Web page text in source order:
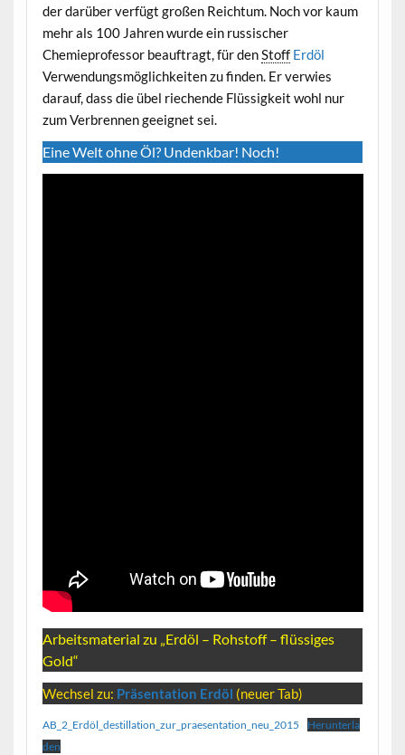
der darüber verfügt großen Reichtum. Noch vor kaum
mehr als 100 Jahren wurde ein russischer
Chemieprofessor beauftragt, für denStoff Erdöl
Verwendungsmöglichkeiten zu finden. Er verwies
darauf, dass die übel riechende Flüssigkeit wohl nur
zum Verbrennen geeignet sei.
Eine Welt ohne Öl? Undenkbar! Noch!
Arbeitsmaterial zu „Erdöl – Rohstoff – flüssiges
Gold“
Wechsel zu: Präsentation Erdöl (neuer Tab)
AB_2_Erdöl_destillation_zur_praesentation_neu_2015
Herunterla
den